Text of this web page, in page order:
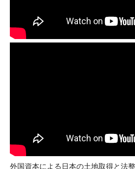
外国資本による日本の土地取得と法